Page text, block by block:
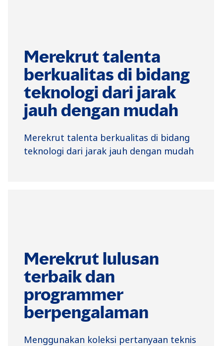
Merekrut talenta
berkualitas di bidang
teknologi dari jarak
jauh dengan mudah
Merekrut talenta berkualitas di bidang
teknologi dari jarak jauh dengan mudah
Merekrut lulusan
terbaik dan
programmer
berpengalaman
Menggunakan koleksi pertanyaan teknis